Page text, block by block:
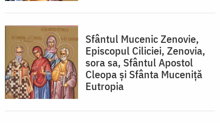
Sfântul Mucenic Zenovie,
Episcopul Ciliciei, Zenovia,
sora sa, Sfântul Apostol
Cleopa și Sfânta Muceniță
Eutropia